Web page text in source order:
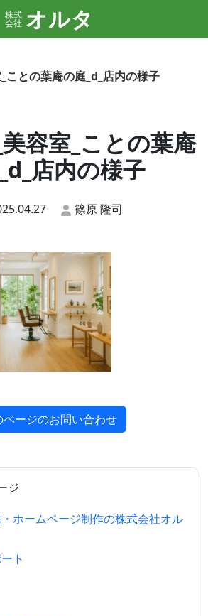
株式
会社 オルタ
ことの葉庵の庭_d_店内の様子
容室_ことの葉庵
店内の様子
篠原 隆司
ページのお問い合わせ
ジ
ホームページ制作の株式会社オル
ト